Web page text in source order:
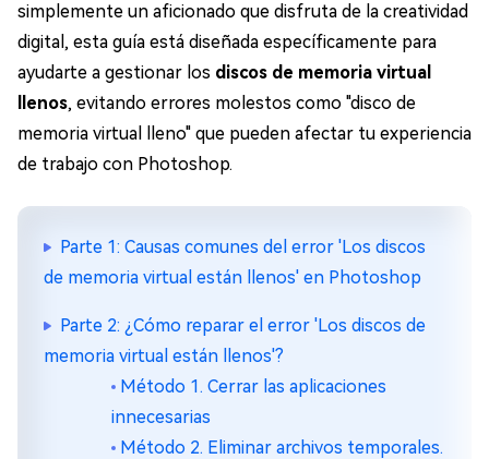
simplemente un aficionado que disfruta de la creatividad
digital, esta guía está diseñada específicamente para
ayudarte a gestionar los discos de memoria virtual
llenos, evitando errores molestos como "disco de
memoria virtual lleno" que pueden afectar tu experiencia
de trabajo con Photoshop.
Parte 1: Causas comunes del error 'Los discos
de memoria virtual están llenos' en Photoshop
Parte 2: ¿Cómo reparar el error 'Los discos de
memoria virtual están llenos'?
Método 1. Cerrar las aplicaciones
innecesarias
Método 2. Eliminar archivos temporales.